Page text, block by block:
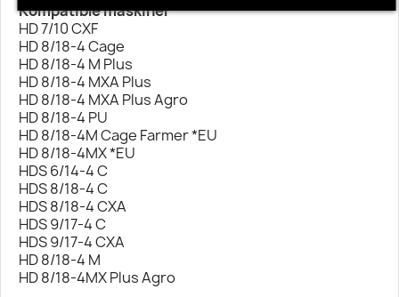
Kompatible maskiner
HD 7/10 CXF
HD 8/18-4 Cage
HD 8/18-4 M Plus
HD 8/18-4 MXA Plus
HD 8/18-4 MXA Plus Agro
HD 8/18-4 PU
HD 8/18-4M Cage Farmer *EU
HD 8/18-4MX *EU
HDS 6/14-4 C
HDS 8/18-4 C
HDS 8/18-4 CXA
HDS 9/17-4 C
HDS 9/17-4 CXA
HD 8/18-4 M
HD 8/18-4MX Plus Agro